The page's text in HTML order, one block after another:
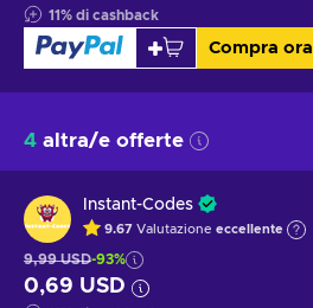
11% di cashback
Compra ora
4 altra/e offerte
Instant-Codes
9.67 Valutazione eccellente
9,99 USD-93%
0,69 USD